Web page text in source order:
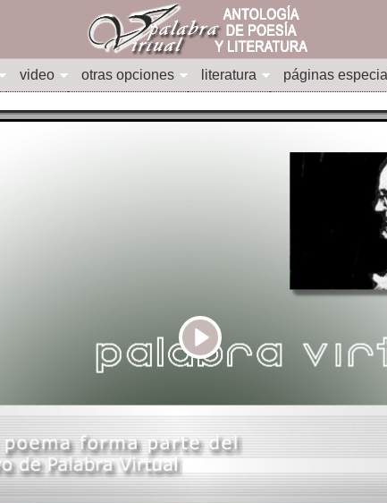
video otras opciones literatura páginas
Play